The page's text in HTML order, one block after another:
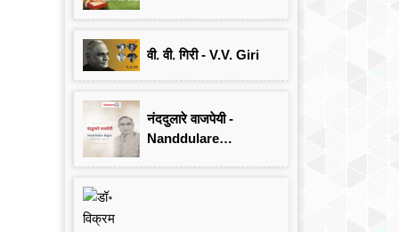
वी. वी. गिरी - V.V. Giri
नंददुलारे वाजपेयी -
Nanddulare